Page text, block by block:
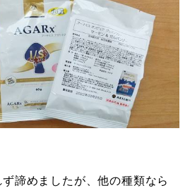
諦めましたが、他の種類なら